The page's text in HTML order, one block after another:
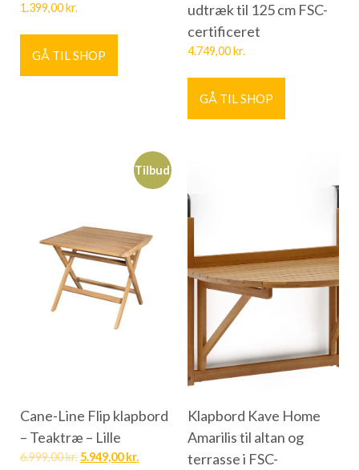
1.399,00kr.
GÅ TIL SHOP
udtræk til 125 cm FSC-
certificeret
4.749,00kr.
GÅ TIL SHOP
Tilbud
Cane-Line Flip klapbord
– Teaktræ – Lille
6.999,00kr. 5.949,00kr.
Klapbord Kave Home
Amarilis til altan og
terrasse i FSC-